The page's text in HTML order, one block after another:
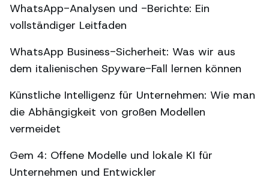
WhatsApp-Analysen und -Berichte: Ein
vollständiger Leitfaden
WhatsApp Business-Sicherheit: Was wir aus
dem italienischen Spyware-Fall lernen können
Künstliche Intelligenz für Unternehmen: Wie man
die Abhängigkeit von großen Modellen
vermeidet
Gem 4: Offene Modelle und lokale KI für
Unternehmen und Entwickler